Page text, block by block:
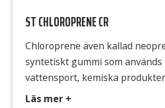
ST CHLOROPRENE CR
Chloroprene även kallad
syntetiskt gummi som används
vattensport, kemiska
oljor, stötdämpande,
Läs mer +